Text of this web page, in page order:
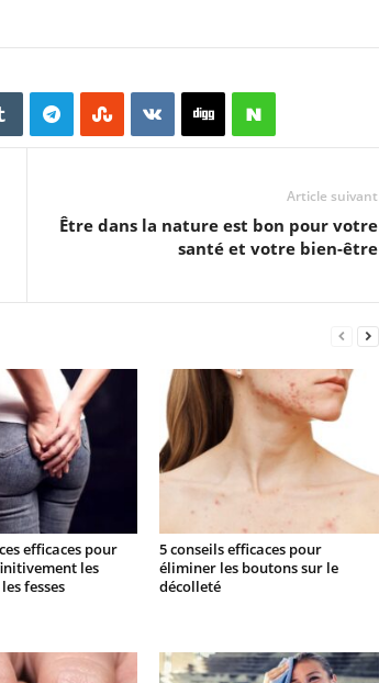
Article suivant
Être dans la nature est bon pour votre
santé et votre bien-être
efficaces pour
les
fesses
5 conseils efficaces pour
éliminer les boutons sur le
décolleté